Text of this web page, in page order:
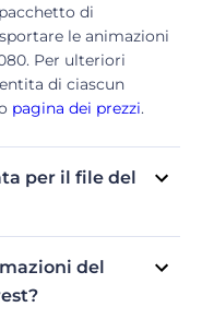
di
le animazioni
Per ulteriori
di ciascun
pagina dei prezzi.
per il file del
logo animato, ti
trasparente
del file del tuo
di modifica
del